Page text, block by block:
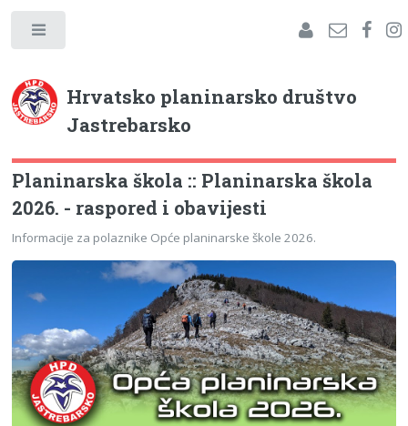
Hrvatsko planinarsko društvo
Jastrebarsko
Planinarska škola :: Planinarska škola
2026. - raspored i obavijesti
Informacije za polaznike Opće planinarske škole 2026.